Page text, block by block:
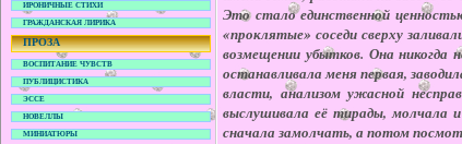
ИРОНИЧНЫЕ СТИХИ
ГРАЖДАНСКАЯ ЛИРИКА
ПРОЗА
ВОСПИТАНИЕ ЧУВСТВ
ПУБЛИЦИСТИКА
ЭССЕ
НОВЕЛЛЫ
МИНИАТЮРЫ
Это стало единственной
«проклятые» соседи сверху
возмещении убытков. Она никогда
останавливала меня первая,
власти, анализом ужасной
выслушивала её тирады, молчала
сначала замолчать, а потом